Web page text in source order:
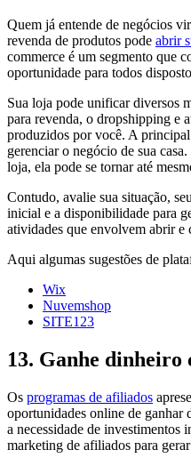
Quem já entende de negócios
revenda de produtos pode abrir
commerce é um segmento que
oportunidade para todos
Sua loja pode unificar diversos
para revenda, o dropshipping e
produzidos por você. A
gerenciar o negócio de sua
loja, ela pode se tornar até
Contudo, avalie sua situação,
inicial e a disponibilidade para
atividades que envolvem abrir e
Aqui algumas sugestões de
Wix
Nuvemshop
SITE123
13. Ganhe dinheiro
Os programas de afiliados
oportunidades online de ganhar
a necessidade de investimentos
marketing de afiliados para